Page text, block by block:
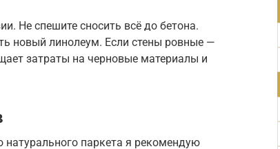
Не спешите сносить всё до бетона.
новый линолеум. Если стены ровные —
затраты на черновые материалы и
паркета я рекомендую